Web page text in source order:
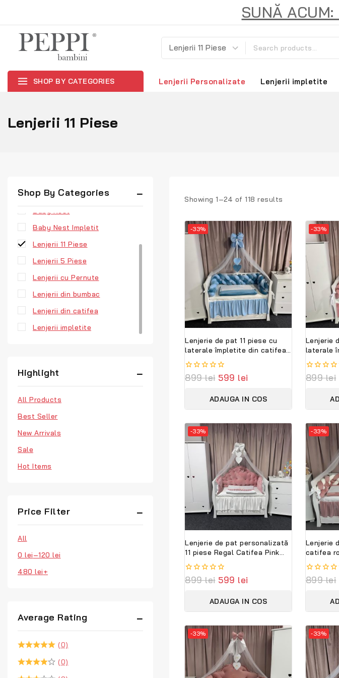
SUNĂ
SHOP BY CATEGORIES Lenjerii Personalizate Lenjerii impletite
Lenjerii 11 Piese
Showing 1–24 of118 results
-33%
Lenjerie de pat 11 piese cu
laterale împletite din catifea
albastră – Set complet
premium personalizabil
PeppiBambini
0
899lei 599 lei
ADAUGA IN COS
-33%
Lenjerie
laterale
roz –
Premium
0
899lei
-33%
Lenjerie de pat personalizată
11 piese Regal Catifea Pink
PeppiBambini – set lux pentru
bebeluși, moale, elegant și
sigur
0
899lei 599 lei
ADAUGA IN COS
-33%
Lenjerie
catifea
premium
0
899lei
-33% -33%
Shop By Categories
Aparatori Patuturi
Baby Nest
Baby Nest Impletit
Lenjerii 11 Piese
Lenjerii 5 Piese
Lenjerii cu Pernute
Lenjerii din bumbac
Lenjerii din catifea
Lenjerii impletite
Highlight
All Products
Best Seller
New Arrivals
Sale
Hot Items
Price Filter
All
0 lei–120 lei
480 lei+
Average Rating
(0)
(0)